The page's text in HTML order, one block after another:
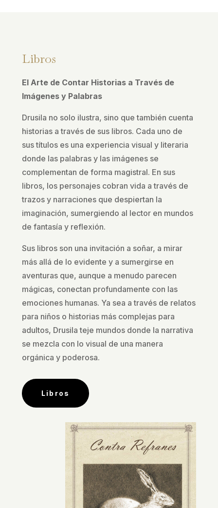
Libros
El Arte de Contar Historias a Través de
Imágenes y Palabras
Drusila no solo ilustra, sino que también cuenta
historias a través de sus libros. Cada uno de
sus títulos es una experiencia visual y literaria
donde las palabras y las imágenes se
complementan de forma magistral. En sus
libros, los personajes cobran vida a través de
trazos y narraciones que despiertan la
imaginación, sumergiendo al lector en mundos
de fantasía y reflexión.
Sus libros son una invitación a soñar, a mirar
más allá de lo evidente y a sumergirse en
aventuras que, aunque a menudo parecen
mágicas, conectan profundamente con las
emociones humanas. Ya sea a través de relatos
para niños o historias más complejas para
adultos, Drusila teje mundos donde la narrativa
se mezcla con lo visual de una manera
orgánica y poderosa.
Libros